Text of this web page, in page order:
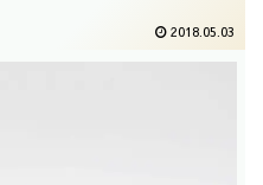
2018.05.03